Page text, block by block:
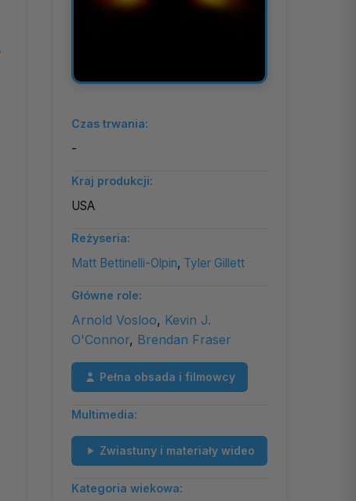
Czas trwania:
-
Kraj produkcji:
USA
Reżyseria:
Matt Bettinelli-Olpin, Tyler Gillett
Główne role:
Arnold Vosloo, Kevin J.
O'Connor, Brendan Fraser
Pełna obsada i filmowcy
Multimedia:
Zwiastuny i materiały wideo
Kategoria wiekowa: